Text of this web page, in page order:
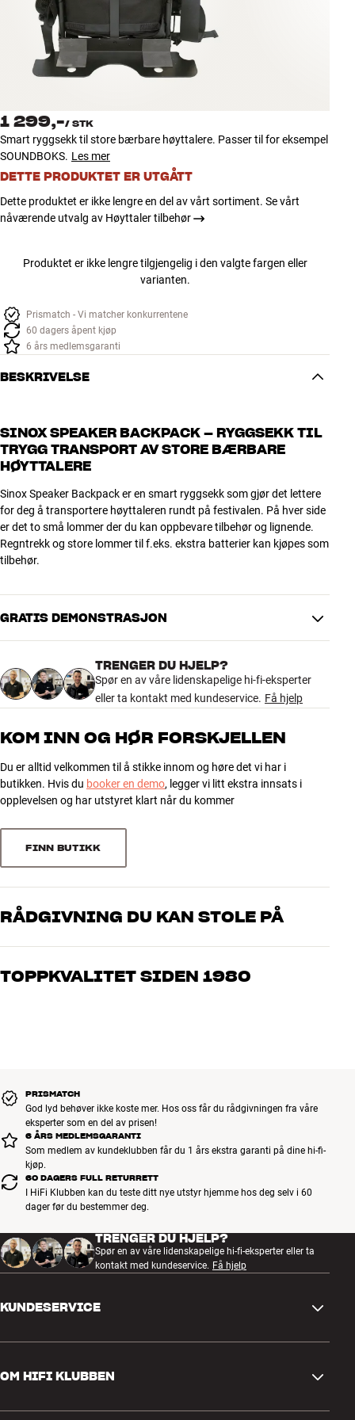
Tilbehør
INSPIRASJON
NYHETER
TILBUD
Finn Butikk
Kundeservice
1 299,-/ STK
Smart ryggsekk til store bærbare høyttalere. Passer til for eksempel
SOUNDBOKS. Les mer
DETTE PRODUKTET ER UTGÅTT
Dette produktet er ikke lengre en del av vårt sortiment. Se vårt
nåværende utvalg av Høyttaler tilbehør
Produktet er ikke lengre tilgjengelig i den valgte fargen eller
varianten.
Prismatch - Vi matcher konkurrentene
60 dagers åpent kjøp
6 års medlemsgaranti
BESKRIVELSE
SINOX SPEAKER BACKPACK – RYGGSEKK TIL
TRYGG TRANSPORT AV STORE BÆRBARE
HØYTTALERE
Sinox Speaker Backpack er en smart ryggsekk som gjør det lettere
for deg å transportere høyttaleren rundt på festivalen. På hver side
er det to små lommer der du kan oppbevare tilbehør og lignende.
Regntrekk og store lommer til f.eks. ekstra batterier kan kjøpes som
tilbehør.
GRATIS DEMONSTRASJON
TRENGER DU HJELP?
Spør en av våre lidenskapelige hi-fi-eksperter
eller ta kontakt med kundeservice. Få hjelp
KOM INN OG HØR FORSKJELLEN
Du er alltid velkommen til å stikke innom og høre det vi har i
butikken. Hvis du booker en demo, legger vi litt ekstra innsats i
opplevelsen og har utstyret klart når du kommer
FINN BUTIKK
RÅDGIVNING DU KAN STOLE PÅ
Våre medarbeidere er ekte entusiaster som kjenner produktene og
Fortell oss hva du drømmer om, så finner vi løsningen som passer
TOPPKVALITET SIDEN 1980
PRISMATCH
God lyd behøver ikke koste mer. Hos oss får du rådgivningen fra våre
eksperter som en del av prisen!
6 ÅRS MEDLEMSGARANTI
Som medlem av kundeklubben får du 1 års ekstra garanti på dine hi-fi-
kjøp.
60 DAGERS FULL RETURRETT
I HiFi Klubben kan du teste ditt nye utstyr hjemme hos deg selv i 60
dager før du bestemmer deg.
TRENGER DU HJELP?
Spør en av våre lidenskapelige hi-fi-eksperter eller ta
kontakt med kundeservice. Få hjelp
KUNDESERVICE
Retur og reklamasjon
OM HIFI KLUBBEN